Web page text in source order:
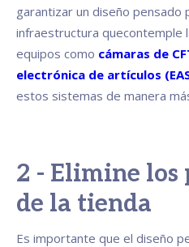
garantizar un diseño pensado
infraestructura quecontemple
equipos como cámaras de
electrónica de artículos
estos sistemas de manera
2 - Elimine los
de la tienda
Es importante que el diseño